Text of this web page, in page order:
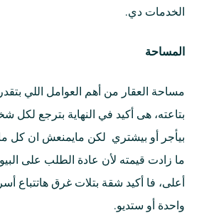
الخدمات دي.
المساحة
مساحة العقار من أهم العوامل اللي بتقدر
بتاعته، هى أكيد في النهاية بترجع لكل
بيأجر أو بيشتري لكن مايمنعش ان كل
ما زادت قيمته لأن عادة الطلب على
أعلى، فا أكيد شقة بتلات غرق هاتتباع
واحدة أو ستديو.